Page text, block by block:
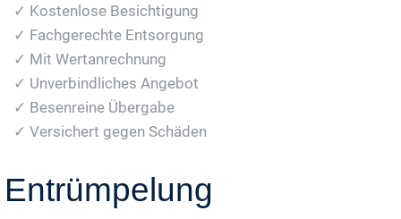
✓ Kostenlose Besichtigung
✓ Fachgerechte Entsorgung
✓ Mit Wertanrechnung
✓ Unverbindliches Angebot
✓ Besenreine Übergabe
✓ Versichert gegen Schäden
Entrümpelung